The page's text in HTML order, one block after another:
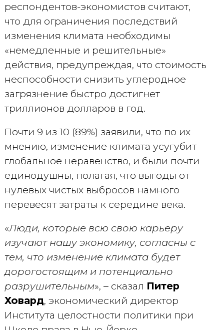
респондентов-экономистов считают,
что для ограничения последствий
изменения климата необходимы
«немедленные и решительные»
действия, предупреждая, что стоимость
неспособности снизить углеродное
загрязнение быстро достигнет
триллионов долларов в год.
Почти 9 из 10 (89%) заявили, что по их
мнению, изменение климата усугубит
глобальное неравенство, и были почти
единодушны, полагая, что выгоды от
нулевых чистых выбросов намного
перевесят затраты к середине века.
«Люди, которые всю свою карьеру
изучают нашу экономику, согласны с
тем, что изменение климата будет
дорогостоящим и потенциально
разрушительным», – сказал Питер
Ховард, экономический директор
Института целостности политики при